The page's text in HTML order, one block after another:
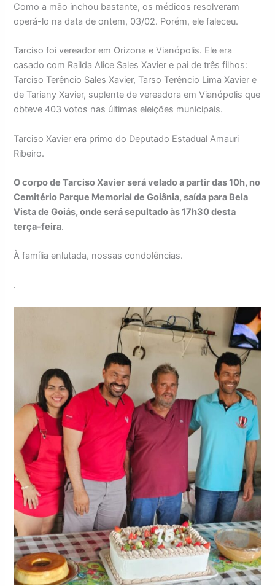
Como a mão inchou bastante, os médicos resolveram
operá-lo na data de ontem, 03/02. Porém, ele faleceu.
Tarciso foi vereador em Orizona e Vianópolis. Ele era
casado com Railda Alice Sales Xavier e pai de três filhos:
Tarciso Terêncio Sales Xavier, Tarso Terêncio Lima Xavier e
de Tariany Xavier, suplente de vereadora em Vianópolis que
obteve 403 votos nas últimas eleições municipais.
Tarciso Xavier era primo do Deputado Estadual Amauri
Ribeiro.
O corpo de Tarciso Xavier será velado a partir das 10h, no
Cemitério Parque Memorial de Goiânia, saída para Bela
Vista de Goiás, onde será sepultado às 17h30 desta
terça-feira.
À família enlutada, nossas condolências.
.